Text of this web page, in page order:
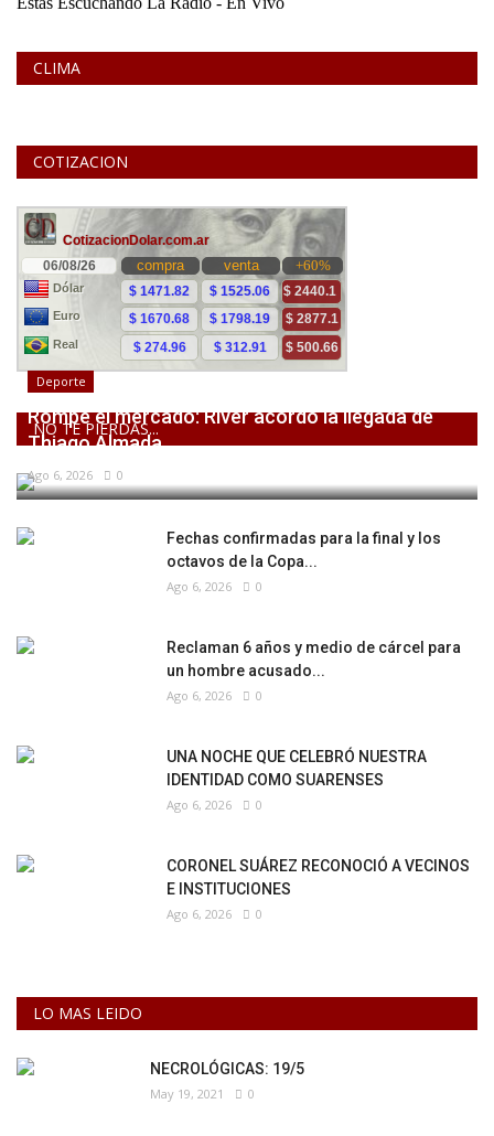
CLIMA
COTIZACION
NO TE PIERDAS...
Deporte
Rompe el mercado: River acordó la llegada de
Thiago Almada
Ago 6, 2026 0
Fechas confirmadas para la final y los
octavos de la Copa...
Ago 6, 2026 0
Reclaman 6 años y medio de cárcel para
un hombre acusado...
Ago 6, 2026 0
UNA NOCHE QUE CELEBRÓ NUESTRA
IDENTIDAD COMO SUARENSES
Ago 6, 2026 0
CORONEL SUÁREZ RECONOCIÓ A VECINOS
E INSTITUCIONES
Ago 6, 2026 0
LO MAS LEIDO
NECROLÓGICAS: 19/5
May 19, 2021 0